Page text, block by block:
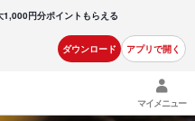
1,000円分ポイントもらえる
ダウンロード アプリで開く
マイメニュー